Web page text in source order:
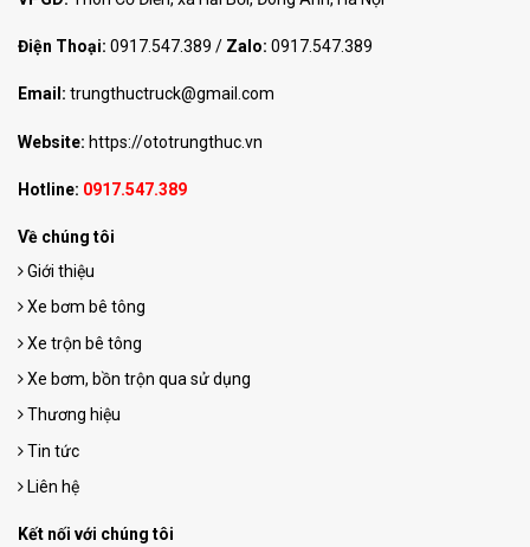
Điện Thoại: 0917.547.389 / Zalo: 0917.547.389
Email: trungthuctruck@gmail.com
Website: https://ototrungthuc.vn
Hotline: 0917.547.389
Về chúng tôi
Giới thiệu
Xe bơm bê tông
Xe trộn bê tông
Xe bơm, bồn trộn qua sử dụng
Thương hiệu
Tin tức
Liên hệ
Kết nối với chúng tôi